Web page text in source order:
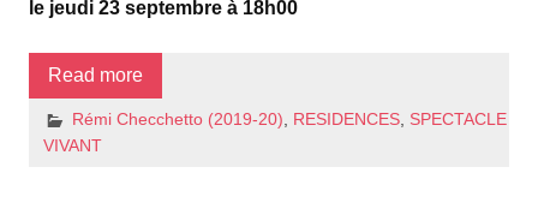
le jeudi 23 septembre à 18h00
Read more
Rémi Checchetto (2019-20), RESIDENCES, SPECTACLE
VIVANT